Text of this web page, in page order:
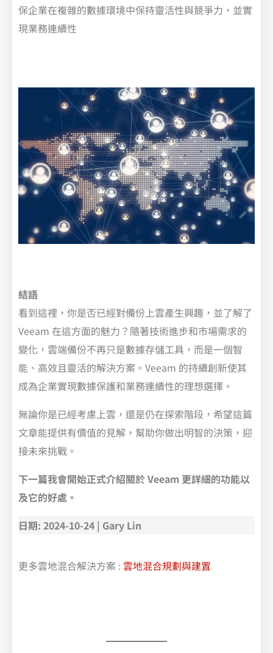
保企業在複雜的數據環境中保持靈活性與競爭力，並實
現業務連續性
結語
看到這裡，你是否已經對備份上雲產生興趣，並了解了
Veeam 在這方面的魅力？隨著技術進步和市場需求的
變化，雲端備份不再只是數據存儲工具，而是一個智
能、高效且靈活的解決方案。Veeam 的持續創新使其
成為企業實現數據保護和業務連續性的理想選擇。
無論你是已經考慮上雲，還是仍在探索階段，希望這篇
文章能提供有價值的見解，幫助你做出明智的決策，迎
接未來挑戰。
下一篇我會開始正式介紹關於 Veeam 更詳細的功能以
及它的好處。
日期: 2024-10-24 | Gary Lin
更多雲地混合解決方案 :雲地混合規劃與建置